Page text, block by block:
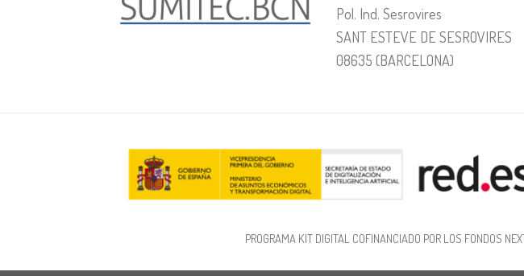
Pol. Ind. Sesrovires
SANT ESTEVE DE SESROVIRES
08635 (BARCELONA)
PROGRAMA KIT DIGITAL COFINANCIADO POR LOS FONDOS